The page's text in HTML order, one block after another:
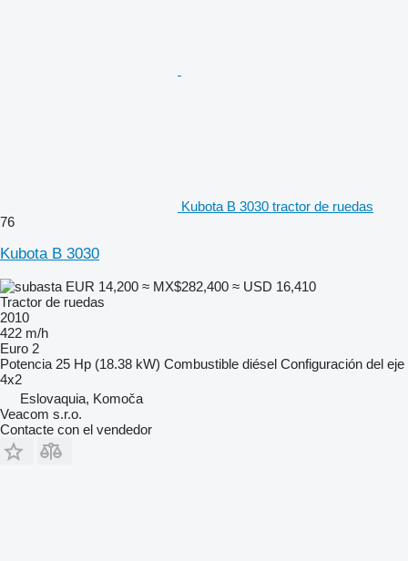
Kubota B 3030 tractor de ruedas
76
Kubota B 3030
EUR 14,200 ≈ MX$282,400 ≈ USD 16,410
Tractor de ruedas
2010
422 m/h
Euro 2
Potencia 25 Hp (18.38 kW) Combustible diésel Configuración del eje
4x2
Eslovaquia, Komoča
Veacom s.r.o.
Contacte con el vendedor